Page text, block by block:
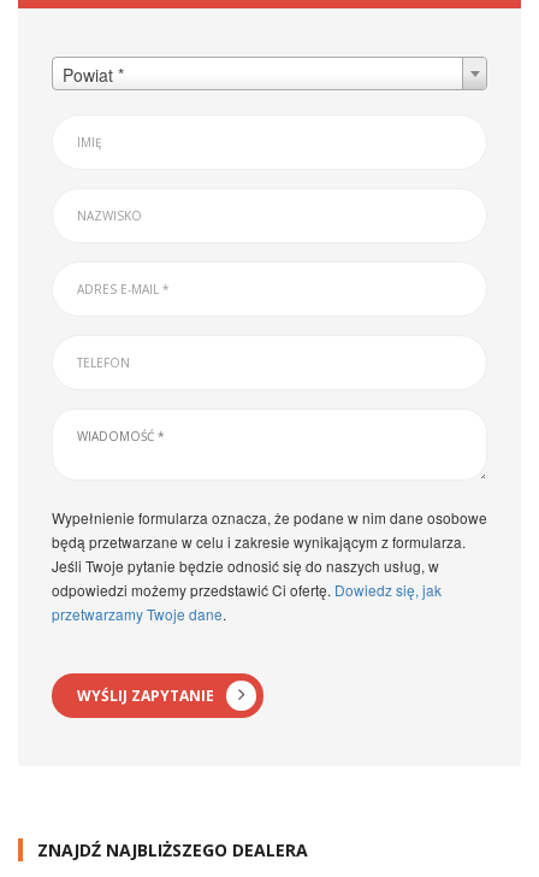
Powiat *
Wypełnienie formularza oznacza, że podane w nim dane osobowe
będą przetwarzane w celu i zakresie wynikającym z formularza.
Jeśli Twoje pytanie będzie odnosić się do naszych usług, w
odpowiedzi możemy przedstawić Ci ofertę. Dowiedz się, jak
przetwarzamy Twoje dane.
WYŚLIJ ZAPYTANIE
ZNAJDŹ NAJBLIŻSZEGO DEALERA